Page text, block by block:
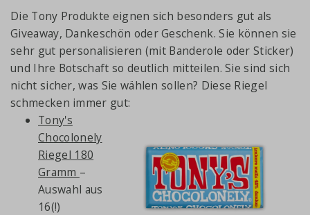
Die Tony Produkte eignen sich besonders gut als
Giveaway, Dankeschön oder Geschenk. Sie können sie
sehr gut personalisieren (mit Banderole oder Sticker)
und Ihre Botschaft so deutlich mitteilen. Sie sind sich
nicht sicher, was Sie wählen sollen? Diese Riegel
schmecken immer gut:
Tony's
Chocolonely
Riegel 180
Gramm –
Auswahl aus
16(!)